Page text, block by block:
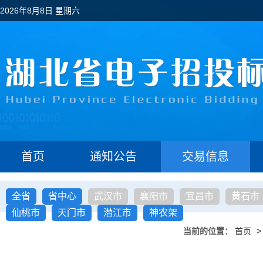
2026年8月8日 星期六
首页 通知公告 交易信息
全省 省中心 武汉市 襄阳市 宜昌市
黄石市
仙桃市
天门市 潜江市 神农架
当前的位置： 首页 >